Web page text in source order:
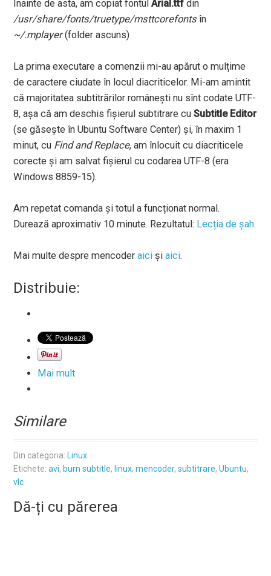
Înainte de asta, am copiat fontulArial.ttf din
/usr/share/fonts/truetype/msttcorefontsîn
~/.mplayer(folder ascuns)
La prima executare a comenzii mi-au apărut o mulțime
de caractere ciudate în locul diacriticelor. Mi-am amintit
că majoritatea subtitrărilor românești nu sînt codate UTF-
8, așa că am deschis fișierul subtitrare cuSubtitle Editor
(se găsește în Ubuntu Software Center) și, în maxim 1
minut, cu Find and Replace, am înlocuit cu diacriticele
corecte și am salvat fișierul cu codarea UTF-8 (era
Windows 8859-15).
Am repetat comanda și totul a funcționat normal.
Durează aproximativ 10 minute. Rezultatul: Lecția de șah.
Mai multe despre mencoderaici șiaici.
Distribuie:
Mai mult
Similare
Din categoria: Linux
Etichete:avi, burn subtitle, linux,mencoder,subtitrare,Ubuntu,
vlc
Dă-ți cu părerea